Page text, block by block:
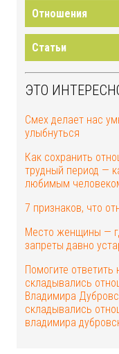
Отношения
Статьи
ЭТО
Смех делает нас
улыбнуться
Как сохранить
трудный период —
любимым
7 признаков, что
Место женщины —
запреты давно
Помогите
складывались
Владимира
складывались
владимира